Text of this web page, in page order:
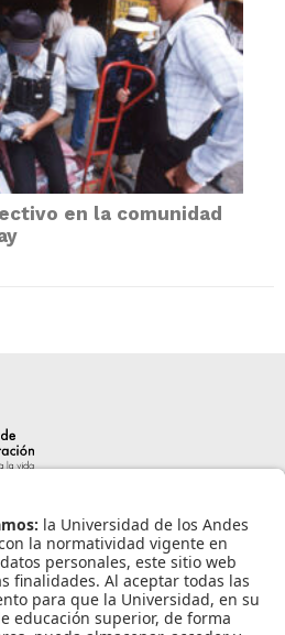
en la comunidad